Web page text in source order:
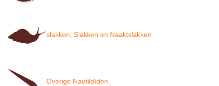
slakken, Slakken en Naaktslakken
Overige Nautiloïden